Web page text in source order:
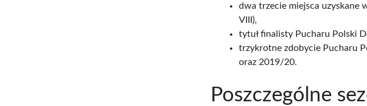
dwa trzecie miejsca uzyskane
VIII),
tytuł finalisty Pucharu Polski
trzykrotne zdobycie Pucharu
oraz 2019/20.
Poszczególne